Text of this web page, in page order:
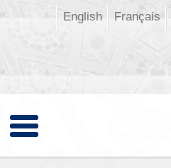
Français
English